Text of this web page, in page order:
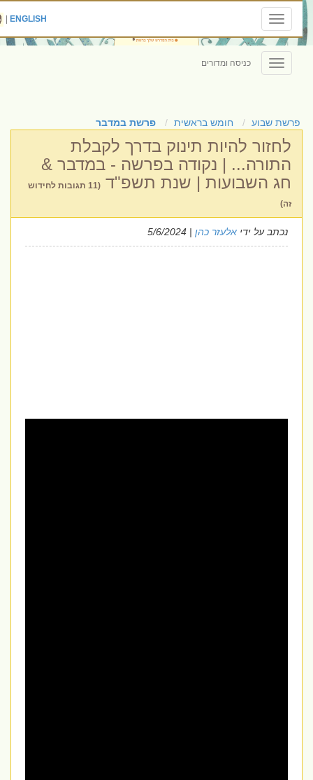
Toggle
navigation
ENGLISH
|
Toggle
navigation
כניסה ומדורים
פרשת שבוע חומש בראשית פרשת במדבר
לחזור להיות תינוק בדרך לקבלת
התורה... | נקודה בפרשה - במדבר &
חג השבועות | שנת תשפ"ד
(11 תגובות לחידוש
זה)
נכתב על ידיאלעזר כהן| 5/6/2024